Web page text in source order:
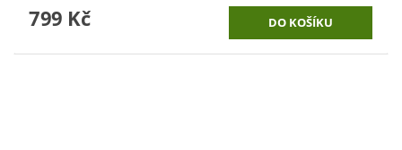
799 Kč